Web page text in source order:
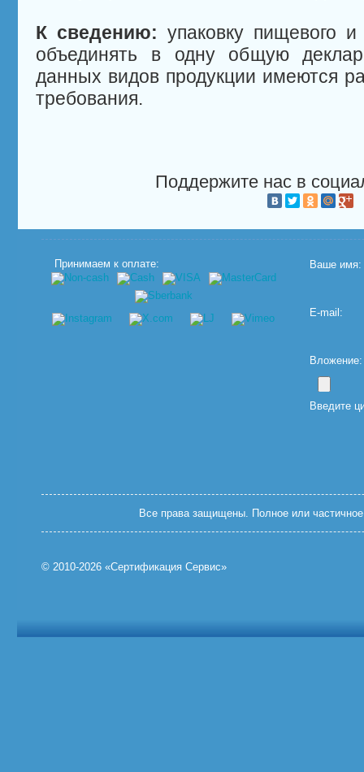
К сведению: упаковку пищевого
объединять в одну общую
данных видов продукции имеются
требования.
Поддержите нас в
Принимаем к оплате: Ваше имя:
E-mail:
Введите
Все права защищены. Полное или частичное
© 2010-2026 «Сертификация Сервис»